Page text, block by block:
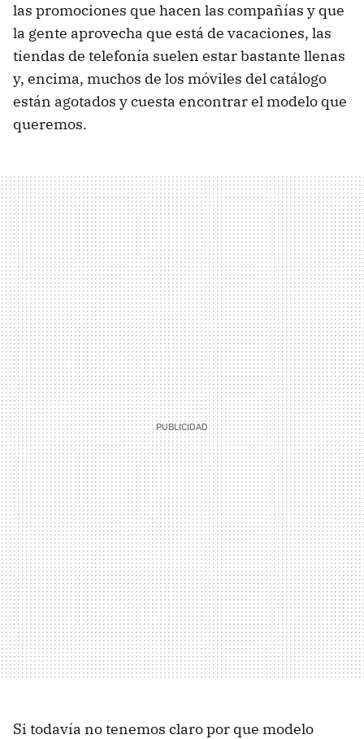
las promociones que hacen las compañías y que
la gente aprovecha que está de vacaciones, las
tiendas de telefonía suelen estar bastante llenas
y, encima, muchos de los móviles del catálogo
están agotados y cuesta encontrar el modelo que
queremos.
Si todavía no tenemos claro por que modelo